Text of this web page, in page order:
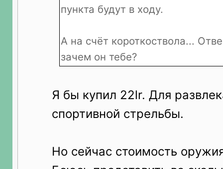
пункта будут в ходу.
А на счёт короткоствола...
зачем он тебе?
Я бы купил 22lr. Для
спортивной стрельбы.
Но сейчас стоимость